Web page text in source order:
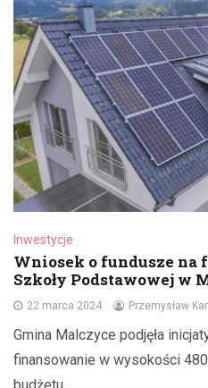
Inwestycje
Wniosek o fundusze na
Szkoły Podstawowej w
22 marca 2024 Przemysław
Gmina Malczyce podjęła
finansowanie w wysokości